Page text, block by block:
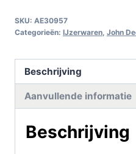
SKU: AE30957
Categorieën: IJzerwaren John
Beschrijving
Aanvullende informatie
Beschrijving